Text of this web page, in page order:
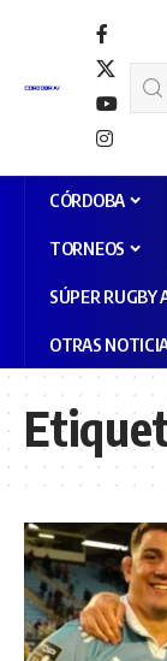
CÓRDOBA
TORNEOS
SÚPER RUGBY
OTRAS